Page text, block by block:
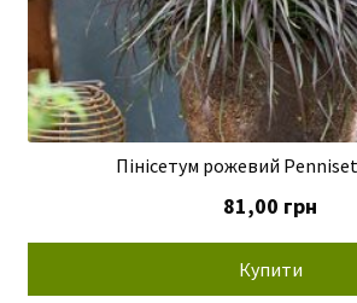
Пінісетум рожевий
81,00 грн
Купити